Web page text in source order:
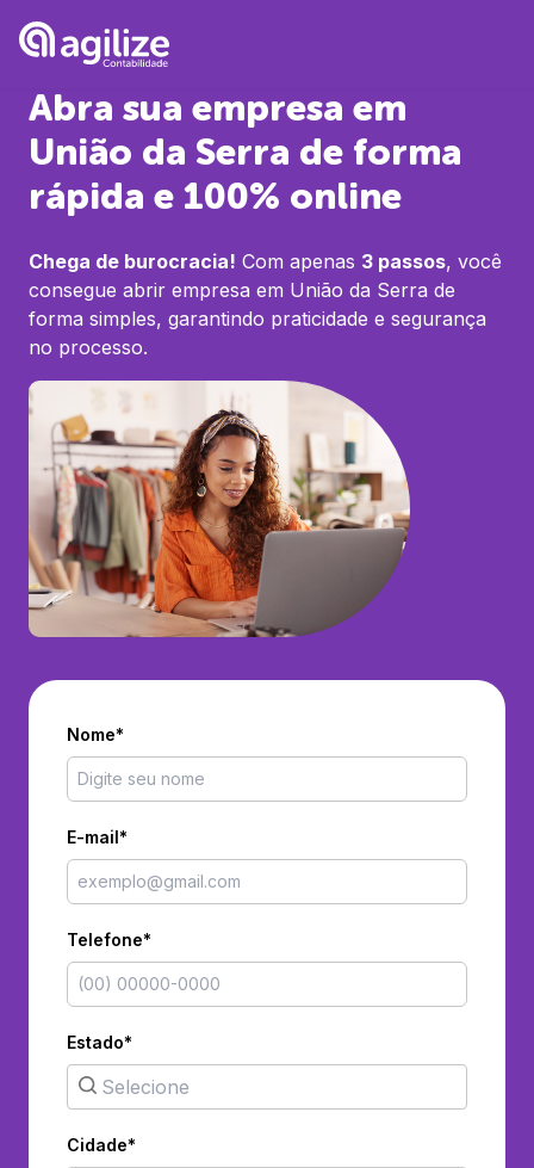
Abra sua empresa em
União da Serra de forma
rápida e 100% online
Chega de burocracia! Com apenas 3 passos, você
consegue abrir empresa em União da Serra de
forma simples, garantindo praticidade e segurança
no processo.
Nome*
E-mail*
Telefone*
Estado*
Cidade*